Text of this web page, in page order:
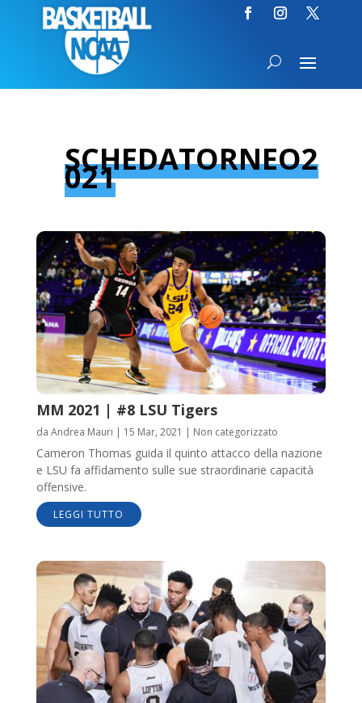
SCHEDATORNEO2
021
MM 2021 | #8 LSU Tigers
da Andrea Mauri | 15 Mar, 2021 | Non categorizzato
Cameron Thomas guida il quinto attacco della nazione
e LSU fa affidamento sulle sue straordinarie capacità
offensive.
LEGGI TUTTO